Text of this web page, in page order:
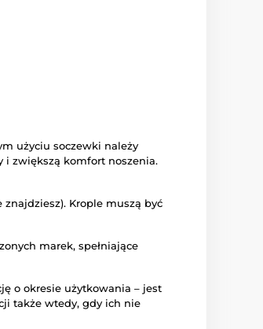
użyciu soczewki należy
i zwiększą komfort noszenia.
Krople muszą być
marek, spełniające
o okresie użytkowania – jest
także wtedy, gdy ich nie